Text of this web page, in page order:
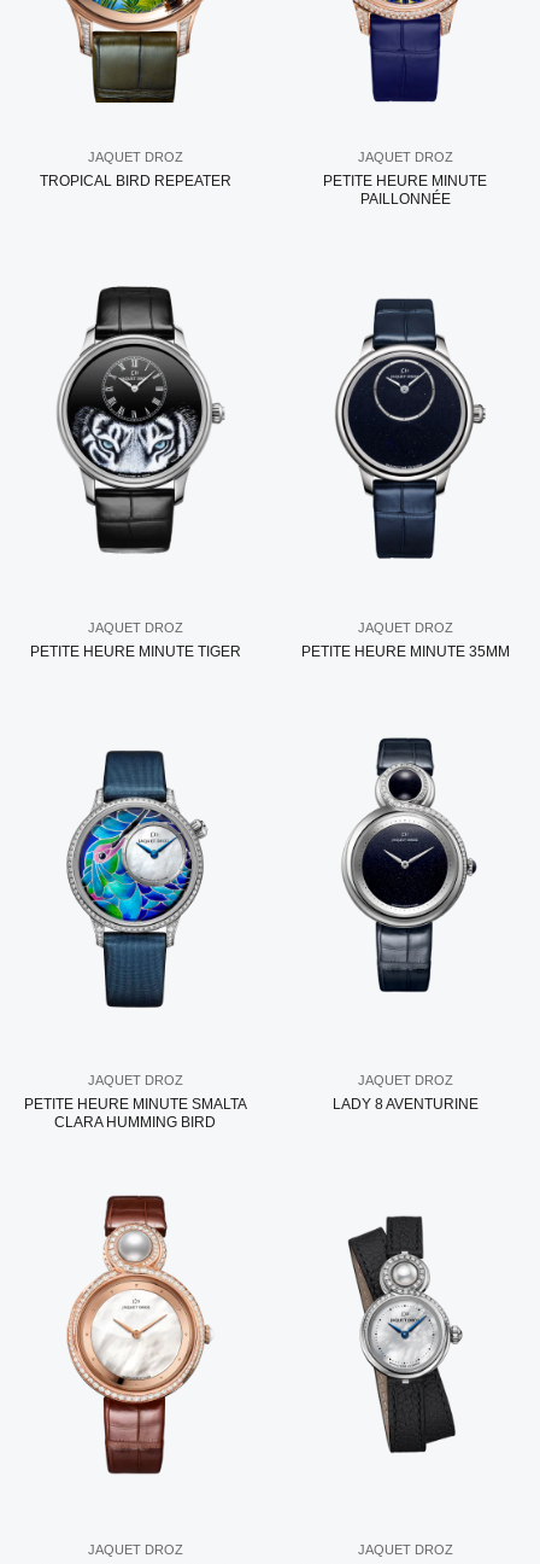
JAQUET DROZ
TROPICAL BIRD REPEATER
JAQUET DROZ
PETITE HEURE MINUTE
PAILLONNÉE
JAQUET DROZ
PETITE HEURE MINUTE TIGER
JAQUET DROZ
PETITE HEURE MINUTE 35MM
JAQUET DROZ
PETITE HEURE MINUTE SMALTA
CLARA HUMMING BIRD
JAQUET DROZ
LADY 8 AVENTURINE
JAQUET DROZ JAQUET DROZ